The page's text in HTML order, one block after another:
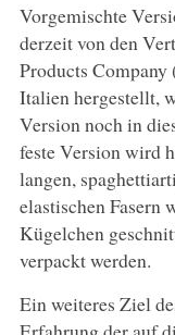
Vorgemischte
derzeit von den
Products
Italien hergestellt,
Version noch in
feste Version wird
langen,
elastischen Fasern
Kügelchen
verpackt werden.
Ein weiteres Ziel